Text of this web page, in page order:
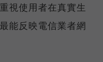
視使用者在真實生
能反映電信業者網